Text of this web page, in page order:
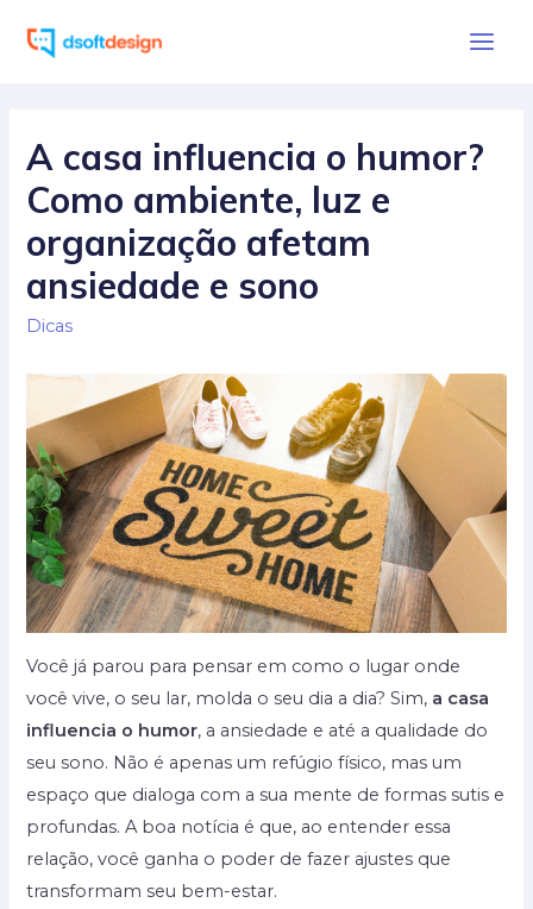
para
A casa influencia o humor?
Como ambiente, luz e
organização afetam
ansiedade e sono
Dicas
Você já parou para pensar em como o lugar onde
você vive, o seu lar, molda o seu dia a dia? Sim, a casa
influencia o humor, a ansiedade e até a qualidade do
seu sono. Não é apenas um refúgio físico, mas um
espaço que dialoga com a sua mente de formas sutis e
profundas. A boa notícia é que, ao entender essa
relação, você ganha o poder de fazer ajustes que
transformam seu bem-estar.